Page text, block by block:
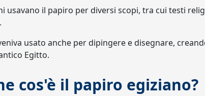
usavano il papiro per diversi scopi, tra cui testi
usato anche per dipingere e disegnare,
Egitto.
cos'è il papiro egiziano?